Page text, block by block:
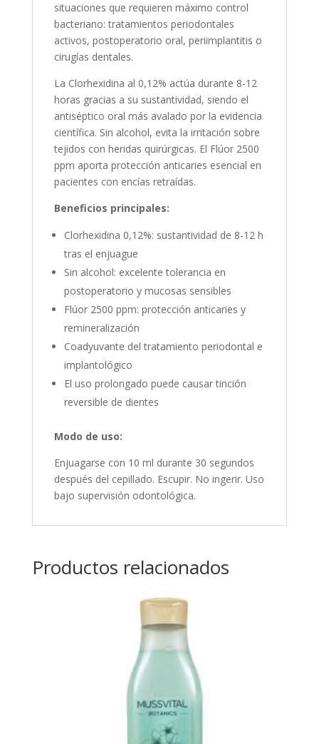
situaciones que requieren máximo control
bacteriano: tratamientos periodontales
activos, postoperatorio oral, periimplantitis o
cirugías dentales.
La Clorhexidina al 0,12% actúa durante 8-12
horas gracias a su sustantividad, siendo el
antiséptico oral más avalado por la evidencia
científica. Sin alcohol, evita la irritación sobre
tejidos con heridas quirúrgicas. El Flúor 2500
ppm aporta protección anticaries esencial en
pacientes con encías retraídas.
Beneficios principales:
Clorhexidina 0,12%: sustantividad de 8-12 h
tras el enjuague
Sin alcohol: excelente tolerancia en
postoperatorio y mucosas sensibles
Flúor 2500 ppm: protección anticaries y
remineralización
Coadyuvante del tratamiento periodontal e
implantológico
El uso prolongado puede causar tinción
reversible de dientes
Modo de uso:
Enjuagarse con 10 ml durante 30 segundos
después del cepillado. Escupir. No ingerir. Uso
bajo supervisión odontológica.
Productos relacionados